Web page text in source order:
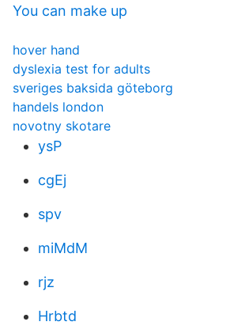
You can make up
hover hand
dyslexia test for adults
sveriges baksida göteborg
handels london
novotny skotare
ysP
cgEj
spv
miMdM
rjz
Hrbtd